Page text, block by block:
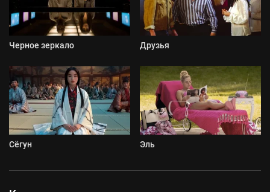
Черное зеркало Друзья
Сёгун Эль